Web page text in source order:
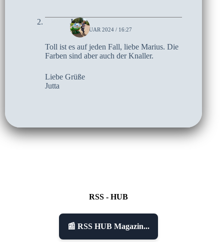
Jutta
26. JANUAR 2024 / 16:27
Toll ist es auf jeden Fall, liebe Marius. Die
Farben sind aber auch der Knaller.
Liebe Grüße
Jutta
RSS - HUB
📰 RSS HUB Magazin...